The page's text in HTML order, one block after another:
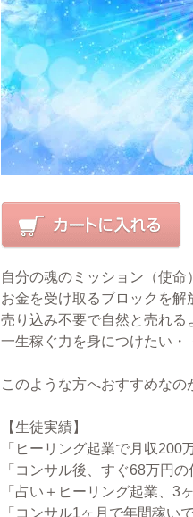
自分の魂のミッション（使命
お金を受け取るブロックを解
売り込み不要で自然と売れる
一生稼ぐ力を身につけたい・
このような方へおすすめなの
【生徒実績】
「ヒーリング起業で月収200
「コンサル後、すぐ68万円の
「占い＋ヒーリング起業、3
「コンサル1ヶ月で年間稼い